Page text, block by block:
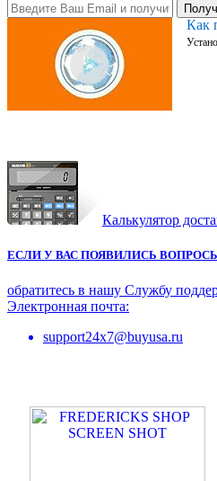
Как
Калькулятор
ЕСЛИ У ВАС ПОЯВИЛИСЬ
обратитесь в нашу Службу
Электронная почта:
support24x7@buyusa.ru